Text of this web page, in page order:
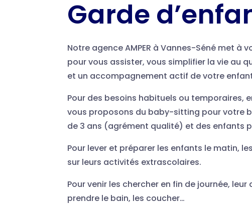
Garde
Notre agence AMPER à Vannes-Séné met
pour vous assister, vous simplifier la vie au
et un accompagnement actif de votre
Pour des besoins habituels ou temporaires,
vous proposons du baby-sitting pour votre
de 3 ans (agrément qualité) et des enfants
Pour lever et préparer les enfants le matin,
sur leurs activités extrascolaires.
Pour venir les chercher en fin de journée,
prendre le bain, les coucher…